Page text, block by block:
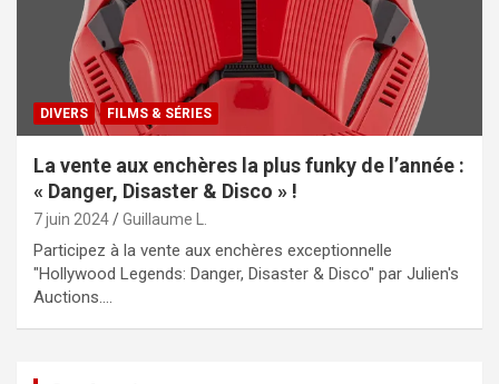
DIVERS FILMS & SÉRIES
La vente aux enchères la plus funky de l’année :
« Danger, Disaster & Disco » !
7 juin 2024 Guillaume L.
Participez à la vente aux enchères exceptionnelle
"Hollywood Legends: Danger, Disaster & Disco" par Julien's
Auctions.…